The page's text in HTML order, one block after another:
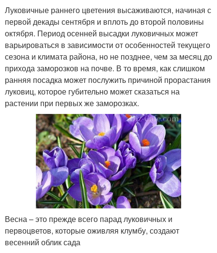
Луковичные раннего цветения высаживаются, начиная с
первой декады сентября и вплоть до второй половины
октября. Период осенней высадки луковичных может
варьироваться в зависимости от особенностей текущего
сезона и климата района, но не позднее, чем за месяц до
прихода заморозков на почве. В то время, как слишком
ранняя посадка может послужить причиной прорастания
луковиц, которое губительно может сказаться на
растении при первых же заморозках.
Весна – это прежде всего парад луковичных и
первоцветов, которые оживляя клумбу, создают
весенний облик сада